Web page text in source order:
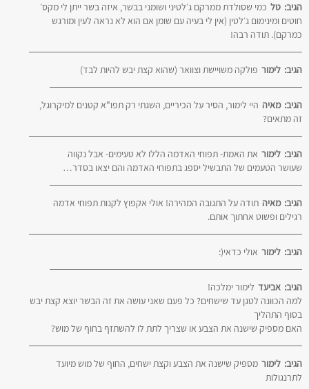
טל הגיב:
כמי שסולדת ממרקם ג׳לטיני ושומני בבשר, איזה בשר ייתן לי מקס׳
חוטים ומינימום ג׳לטין (אין לי בעיה עם שומן אם הוא לא נראה לעין ומורגש
כמרקם). תודה רבה!
לימור הגיב: פולקה משויישת וצוואר (שהוא קצת יבש להיות לבד)
מאיה הגיב:
היי לימור, הסיר על הכיריים, השגתי רק תפו"א קטנים למיקרוגל,
זה מתאים?
לימור הגיב:
את האמת- תפוחי האדמה הללו לא טעימים- אבל נקווה
שעושר הטעמים של התבשיל יספג בתפוחי האדמה והם יצאו בסדר…
מאיה הגיב:
תודה על התגובה המהירה! אולי אקפוץ לקנות תפוחי אדמה
רגילים ופשוט אחתוך אותם.
לימור הגיב: אולי כדאי(:
אביעד הגיב:
לימור ימלכה!
למה הכוונה לטגן עד שישחים? כל פעם שאני עושה את זה הבשר יוצא קצת יבש
בסוף התהליך
האם מספיק שישנה את הצבע או שצריך לתת לו להשתזף בחוף של מוש?
לימור הגיב:
מספיק שישנה את הצבע וקצת ישחים, החוף של מוש מיועד
לתרנגולות